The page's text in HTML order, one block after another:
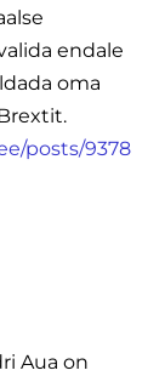
endale
oma
posts/9378
Aua on